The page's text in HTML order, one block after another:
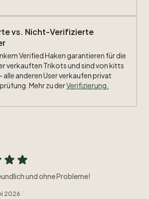
vs. Nicht-Verifizierte
Verified Haken garantieren für die
verkauften Trikots und sind von kitts
anderen User verkaufen privat
Mehr zu derVerifizierung.
und ohne Probleme!
2026